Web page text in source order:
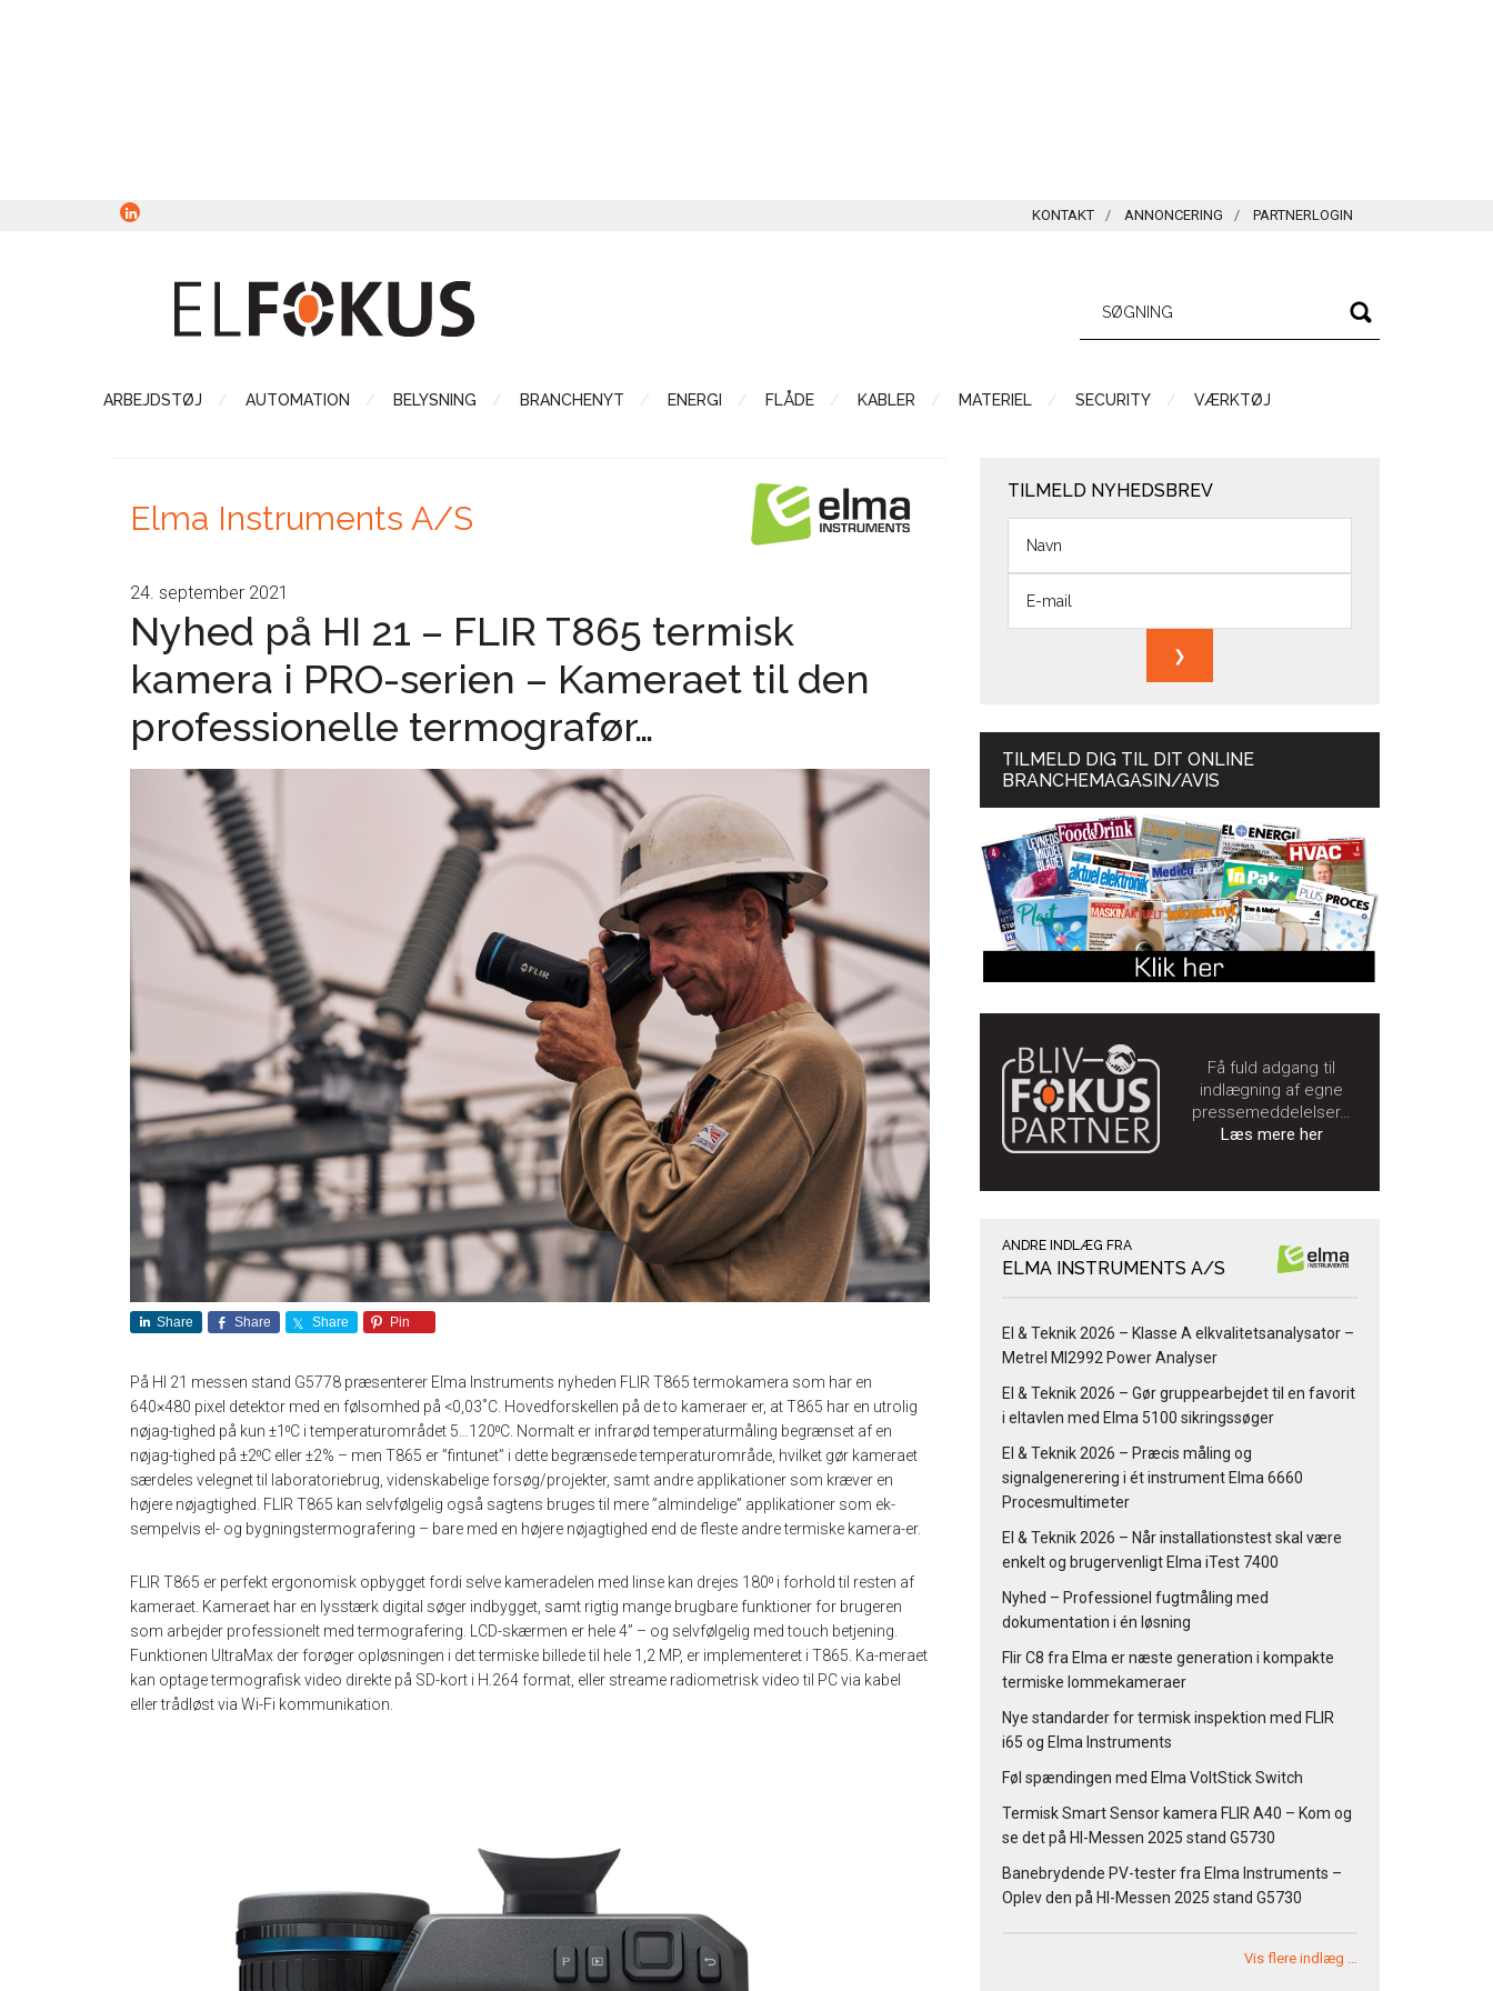
KONTAKT ANNONCERING PARTNERLOGIN
ARBEJDSTØJ AUTOMATION BELYSNING BRANCHENYT ENERGI FLÅDE KABLER MATERIEL SECURITY VÆRKTØJ
Elma Instruments A/S
24. september 2021
Nyhed på HI 21 – FLIR T865 termisk
kamera i PRO-serien – Kameraet til den
professionelle termografør…
Share Share Share Pin
På HI 21 messen stand G5778 præsenterer Elma Instruments nyheden FLIR T865 termokamera som har en
640×480 pixel detektor med en følsomhed på <0,03˚C. Hovedforskellen på de to kameraer er, at T865 har en utrolig
nøjag-tighed på kun ±1⁰C i temperaturområdet 5…120⁰C. Normalt er infrarød temperaturmåling begrænset af en
nøjag-tighed på ±2⁰C eller ±2% – men T865 er ”fintunet” i dette begrænsede temperaturområde, hvilket gør kameraet
særdeles velegnet til laboratoriebrug, videnskabelige forsøg/projekter, samt andre applikationer som kræver en
højere nøjagtighed. FLIR T865 kan selvfølgelig også sagtens bruges til mere ”almindelige” applikationer som ek-
sempelvis el- og bygningstermografering – bare med en højere nøjagtighed end de fleste andre termiske kamera-er.
FLIR T865 er perfekt ergonomisk opbygget fordi selve kameradelen med linse kan drejes 180⁰ i forhold til resten af
kameraet. Kameraet har en lysstærk digital søger indbygget, samt rigtig mange brugbare funktioner for brugeren
som arbejder professionelt med termografering. LCD-skærmen er hele 4” – og selvfølgelig med touch betjening.
Funktionen UltraMax der forøger opløsningen i det termiske billede til hele 1,2 MP, er implementeret i T865. Ka-meraet
kan optage termografisk video direkte på SD-kort i H.264 format, eller streame radiometrisk video til PC via kabel
eller trådløst via Wi-Fi kommunikation.
TILMELD NYHEDSBREV
TILMELD DIG TIL DIT ONLINE
BRANCHEMAGASIN/AVIS
Få fuld adgang til
indlægning af egne
pressemeddelelser…
Læs mere her
ANDRE INDLÆG FRA
ELMA INSTRUMENTS A/S
El & Teknik 2026 – Klasse A elkvalitetsanalysator –
Metrel MI2992 Power Analyser
El & Teknik 2026 – Gør gruppearbejdet til en favorit
i eltavlen med Elma 5100 sikringssøger
El & Teknik 2026 – Præcis måling og
signalgenerering i ét instrument Elma 6660
Procesmultimeter
El & Teknik 2026 – Når installationstest skal være
enkelt og brugervenligt Elma iTest 7400
Nyhed – Professionel fugtmåling med
dokumentation i én løsning
Flir C8 fra Elma er næste generation i kompakte
termiske lommekameraer
Nye standarder for termisk inspektion med FLIR
i65 og Elma Instruments
Føl spændingen med Elma VoltStick Switch
Termisk Smart Sensor kamera FLIR A40 – Kom og
se det på HI-Messen 2025 stand G5730
Banebrydende PV-tester fra Elma Instruments –
Oplev den på HI-Messen 2025 stand G5730
Vis flere indlæg …